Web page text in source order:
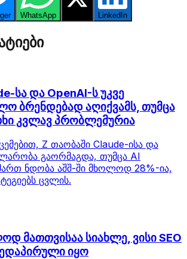
WhatsApp LinkedIn
სა და OpenAI-ს უკვე
ბრენდებად აღიქვამს, თუმცა
კვლავ პრობლემურია
Z თაობაში Claude-ისა და
გაორმაგდა, თუმცა AI
ნდობა აშშ-ში მხოლოდ 28%-ია,
ცვლის.
მათთვისაა სიახლე, ვისი SEO
იყო